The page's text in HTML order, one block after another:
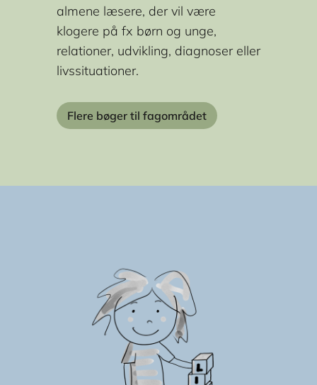
almene læsere, der vil være
klogere på fx børn og unge,
relationer, udvikling, diagnoser eller
livssituationer.
Flere bøger til fagområdet